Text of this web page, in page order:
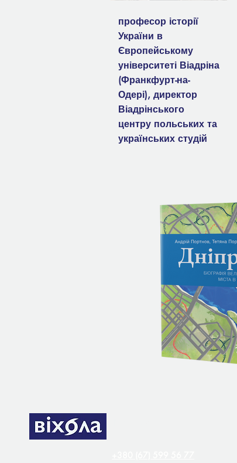
професор історії
України в
Європейському
університеті Віадріна
(Франкфурт-на-
Одері), директор
Віадрінського
центру польських та
українських студій